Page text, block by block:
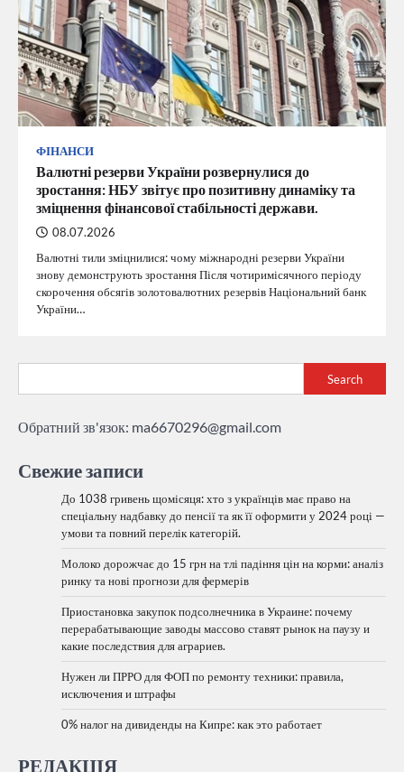
ФІНАНСИ
Валютні резерви України розвернулися до
зростання: НБУ звітує про позитивну динаміку та
зміцнення фінансової стабільності держави.
08.07.2026
Валютні тили зміцнилися: чому міжнародні резерви України
знову демонструють зростання Після чотиримісячного періоду
скорочення обсягів золотовалютних резервів Національний банк
України…
Search
Обратний зв'язок: ma6670296@gmail.com
Свежие записи
До 1038 гривень щомісяця: хто з українців має право на
спеціальну надбавку до пенсії та як її оформити у 2024 році —
умови та повний перелік категорій.
Молоко дорожчає до 15 грн на тлі падіння цін на корми: аналіз
ринку та нові прогнози для фермерів
Приостановка закупок подсолнечника в Украине: почему
перерабатывающие заводы массово ставят рынок на паузу и
какие последствия для аграриев.
Нужен ли ПРРО для ФОП по ремонту техники: правила,
исключения и штрафы
0% налог на дивиденды на Кипре: как это работает
РЕДАКЦІЯ